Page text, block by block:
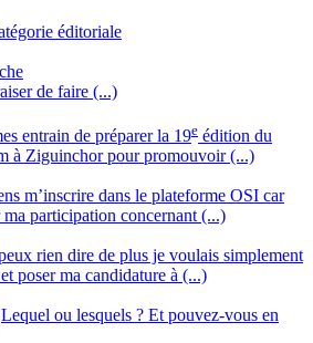
éditoriale
de faire (...)
entrain de préparer la 19e édition du
à Ziguinchor pour promouvoir (...)
m’inscrire dans le plateforme OSI car
ma participation concernant (...)
rien dire de plus je voulais simplement
poser ma candidature à (...)
Lequel ou lesquels ? Et pouvez-vous en